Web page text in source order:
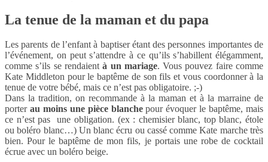
La tenue de la maman et du papa
Les parents de l’enfant à baptiser étant des personnes importantes de
l’événement, on peut s’attendre à ce qu’ils s’habillent élégamment,
comme s’ils se rendaientà un mariage. Vous pouvez faire comme
Kate Middleton pour le baptême de son fils et vous coordonner à la
tenue de votre bébé, mais ce n’est pas obligatoire. ;-)
Dans la tradition, on recommande à la maman et à la marraine de
porter au moins une pièce blanchepour évoquer le baptême, mais
ce n’est pas une obligation. (ex : chemisier blanc, top blanc, étole
ou boléro blanc…) Un blanc écru ou cassé comme Kate marche très
bien. Pour le baptême de mon fils, je portais une robe de cocktail
écrue avec un boléro beige.